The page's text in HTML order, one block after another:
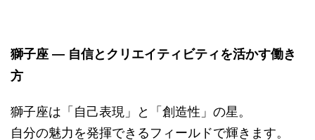
獅子座 ― 自信とクリエイティビティを活かす働き
方
獅子座は「自己表現」と「創造性」の星。
自分の魅力を発揮できるフィールドで輝きます。